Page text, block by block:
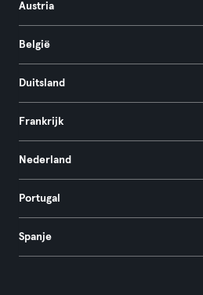
Austria
België
Duitsland
Frankrijk
Nederland
Portugal
Spanje